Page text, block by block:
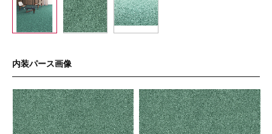
内装パース画像